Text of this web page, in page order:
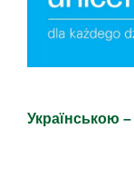
Українською –